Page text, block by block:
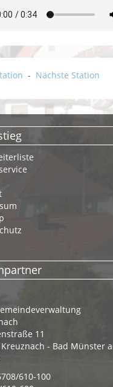
- Nächste Station
11
Kreuznach - Bad Münster
610-100